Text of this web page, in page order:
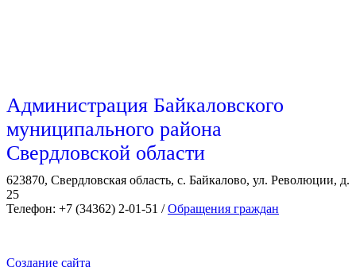
Администрация Байкаловского
муниципального района
Свердловской области
623870, Свердловская область, с. Байкалово, ул. Революции, д.
25
Телефон: +7 (34362) 2-01-51 /Обращения граждан
Создание сайта